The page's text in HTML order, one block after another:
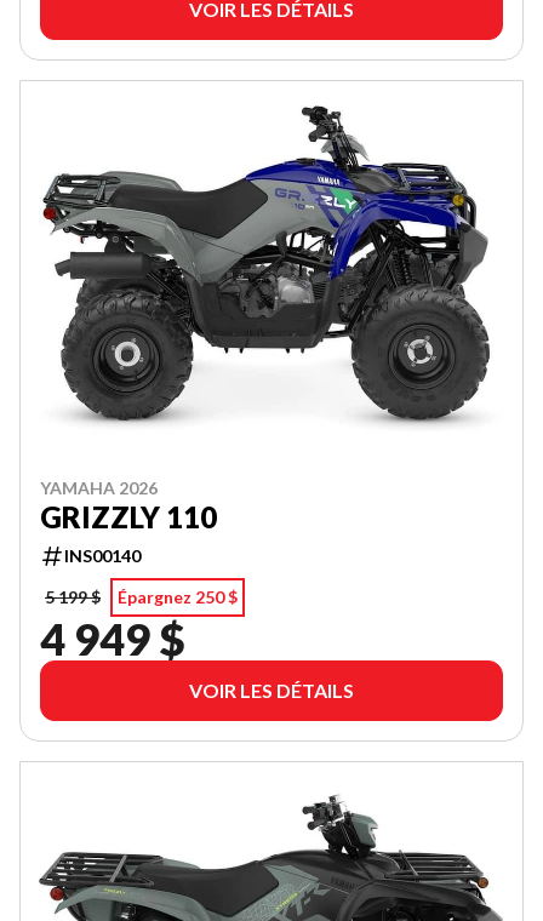
VOIR LES DÉTAILS
YAMAHA 2026
GRIZZLY 110
INS00140
5 199 $
Épargnez 250 $
4 949 $
VOIR LES DÉTAILS